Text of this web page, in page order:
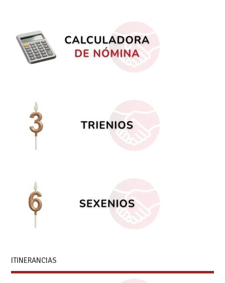
ITINERANCIAS